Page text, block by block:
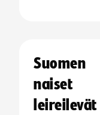
Suomen
naiset
leireilevät